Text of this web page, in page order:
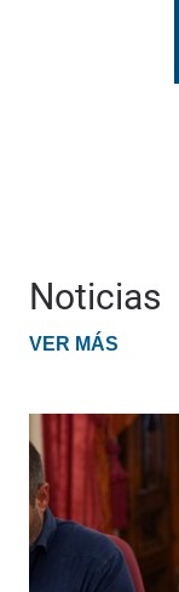
Noticias
VER MÁS